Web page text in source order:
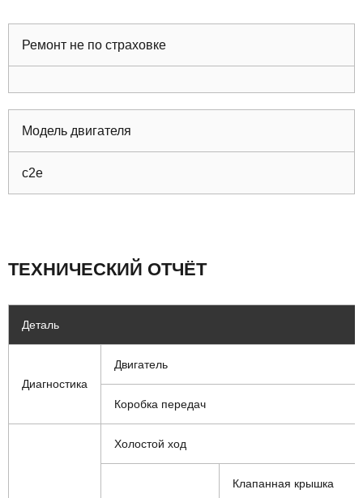
Ремонт не по страховке
Модель двигателя
c2e
ТЕХНИЧЕСКИЙ ОТЧЁТ
Деталь
Диагностика
Двигатель
Коробка передач
Холостой ход
Клапанная крышка